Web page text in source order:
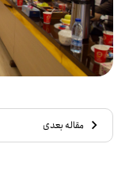
مقاله بعدی